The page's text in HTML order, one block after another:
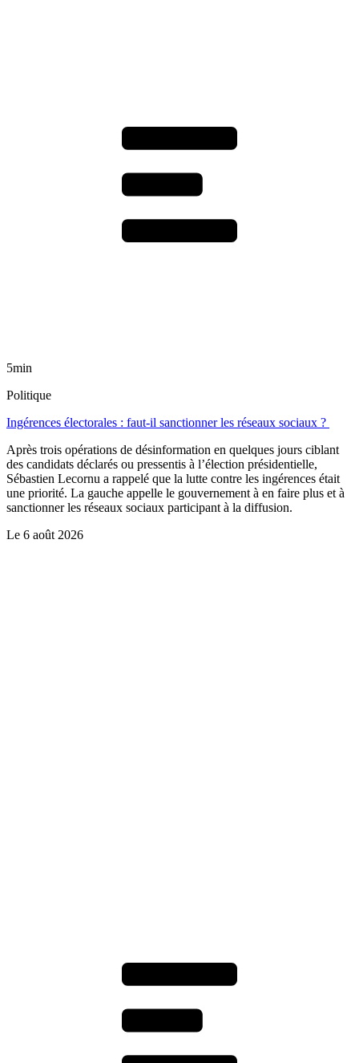
5min
Politique
Ingérences électorales : faut-il sanctionner les réseaux sociaux ?
Après trois opérations de désinformation en quelques jours ciblant
des candidats déclarés ou pressentis à l’élection présidentielle,
Sébastien Lecornu a rappelé que la lutte contre les ingérences était
une priorité. La gauche appelle le gouvernement à en faire plus et à
sanctionner les réseaux sociaux participant à la diffusion.
Le 6 août 2026